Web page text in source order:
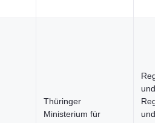
Thüringer
Ministerium für
und
und